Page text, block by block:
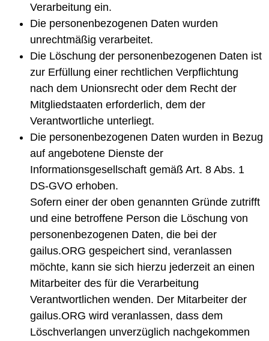
Verarbeitung ein.
Die personenbezogenen Daten wurden
unrechtmäßig verarbeitet.
Die Löschung der personenbezogenen Daten ist
zur Erfüllung einer rechtlichen Verpflichtung
nach dem Unionsrecht oder dem Recht der
Mitgliedstaaten erforderlich, dem der
Verantwortliche unterliegt.
Die personenbezogenen Daten wurden in Bezug
auf angebotene Dienste der
Informationsgesellschaft gemäß Art. 8 Abs. 1
DS-GVO erhoben.
Sofern einer der oben genannten Gründe zutrifft
und eine betroffene Person die Löschung von
personenbezogenen Daten, die bei der
gailus.ORG gespeichert sind, veranlassen
möchte, kann sie sich hierzu jederzeit an einen
Mitarbeiter des für die Verarbeitung
Verantwortlichen wenden. Der Mitarbeiter der
gailus.ORG wird veranlassen, dass dem
Löschverlangen unverzüglich nachgekommen